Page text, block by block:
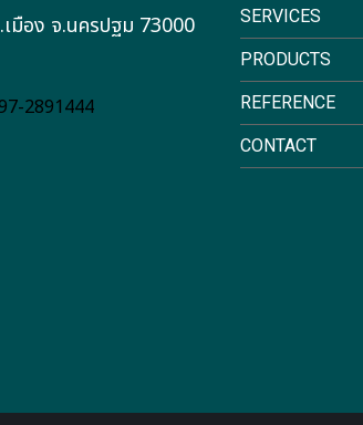
มือง จ.นครปฐม 73000
2891444
SERVICES
PRODUCTS
REFERENCE
CONTACT